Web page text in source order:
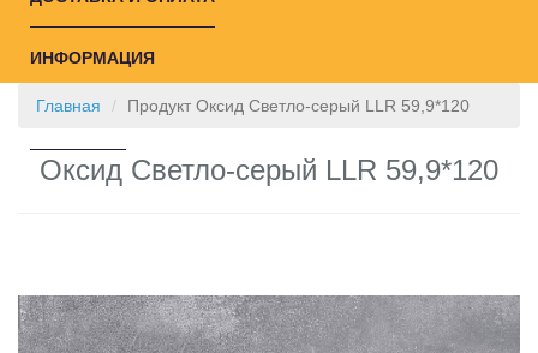
ИНФОРМАЦИЯ
Главная Продукт Оксид Светло-серый LLR 59,9*120
Оксид Светло-серый LLR 59,9*120